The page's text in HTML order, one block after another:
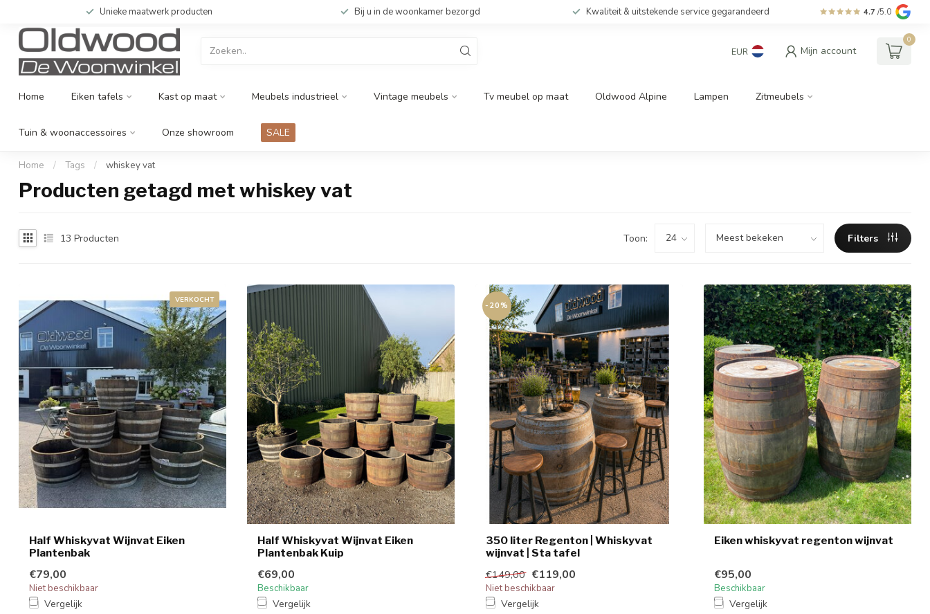
Unieke maatwerk producten Bij u in de woonkamer bezorgd Kwaliteit & uitstekende service gegarandeerd 4.7 /5.0
EUR Mijn account
0
Home Eiken tafels Kast op maat Meubels industrieel Vintage meubels Tv meubel op maat Oldwood Alpine Lampen Zitmeubels
Tuin & woonaccessoires Onze showroom SALE
Home / Tags / whiskey vat
Producten getagd met whiskey vat
13 Producten Toon: Filters
VERKOCHT
Half Whiskyvat Wijnvat Eiken
Plantenbak
€79,00
Niet beschikbaar
Vergelijk
Half Whiskyvat Wijnvat Eiken
Plantenbak Kuip
€69,00
Beschikbaar
Vergelijk
-20%
350 liter Regenton | Whiskyvat
wijnvat | Sta tafel
€149,00 €119,00
Niet beschikbaar
Vergelijk
Eiken whiskyvat regenton wijnvat
€95,00
Beschikbaar
Vergelijk